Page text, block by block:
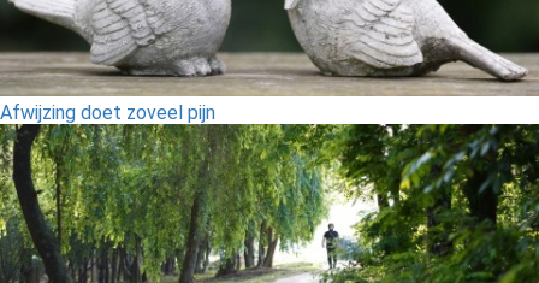
Afwijzing doet zoveel pijn